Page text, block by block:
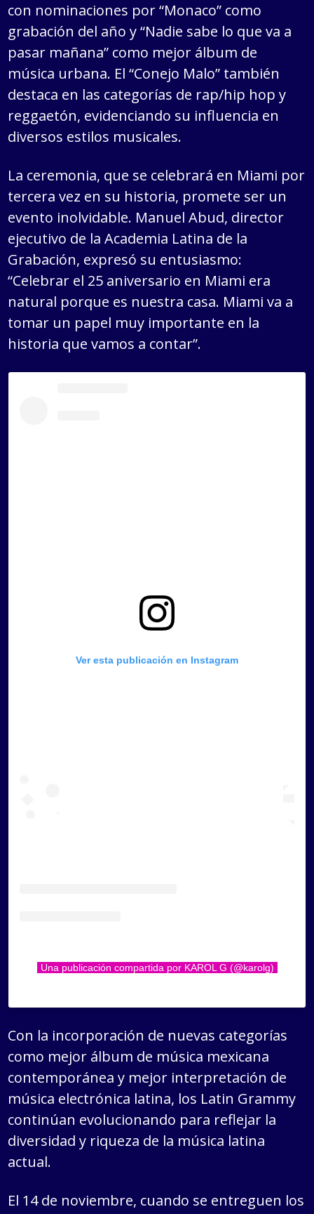
con nominaciones por “Monaco” como
grabación del año y “Nadie sabe lo que va a
pasar mañana” como mejor álbum de
música urbana. El “Conejo Malo” también
destaca en las categorías de rap/hip hop y
reggaetón, evidenciando su influencia en
diversos estilos musicales.
La ceremonia, que se celebrará en Miami por
tercera vez en su historia, promete ser un
evento inolvidable. Manuel Abud, director
ejecutivo de la Academia Latina de la
Grabación, expresó su entusiasmo:
“Celebrar el 25 aniversario en Miami era
natural porque es nuestra casa. Miami va a
tomar un papel muy importante en la
historia que vamos a contar”.
Ver esta publicación en Instagram
Una publicación compartida por KAROL G (@karolg)
Con la incorporación de nuevas categorías
como mejor álbum de música mexicana
contemporánea y mejor interpretación de
música electrónica latina, los Latin Grammy
continúan evolucionando para reflejar la
diversidad y riqueza de la música latina
actual.
El 14 de noviembre, cuando se entreguen los